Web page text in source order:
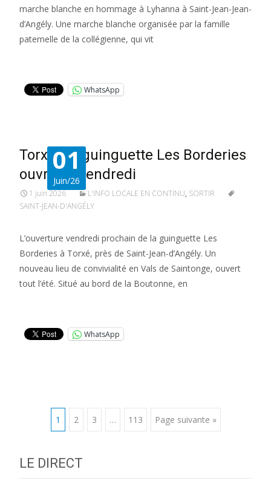
marche blanche en hommage à Lyhanna à Saint-Jean-Jean-
d’Angély. Une marche blanche organisée par la famille
paternelle de la collégienne, qui vit
WhatsApp
01
Juin/26
Torxé : la guinguette Les Borderies
ouvre ce vendredi
1 juin 2026 L'INFO LOCALE EN CONTINU, SORTIR
SAINT-JEAN-D'ANGÉLY
L’ouverture vendredi prochain de la guinguette Les
Borderies à Torxé, près de Saint-Jean-d’Angély. Un
nouveau lieu de convivialité en Vals de Saintonge, ouvert
tout l’été. Situé au bord de la Boutonne, en
WhatsApp
Posts
navigation
1 2 3 … 113 Page suivante »
LE DIRECT